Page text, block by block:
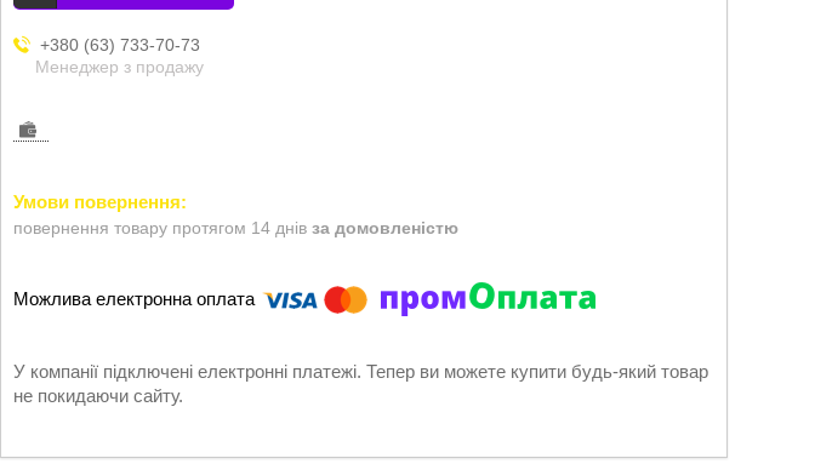
+380 (63) 733-70-73
Менеджер з продажу
повернення товару протягом 14 днів за домовленістю
У компанії підключені електронні платежі. Тепер ви можете купити будь-який товар
не покидаючи сайту.